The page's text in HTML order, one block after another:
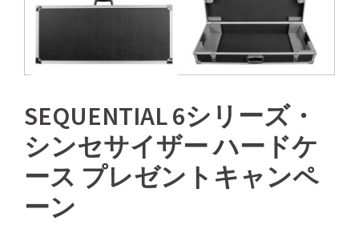
SEQUENTIAL 6シリーズ・
シンセサイザー ハードケ
ース プレゼントキャンペ
ーン